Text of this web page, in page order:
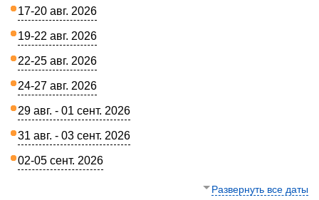
17-20 авг. 2026
19-22 авг. 2026
22-25 авг. 2026
24-27 авг. 2026
29 авг. - 01 сент. 2026
31 авг. - 03 сент. 2026
02-05 сент. 2026
Развернуть все даты